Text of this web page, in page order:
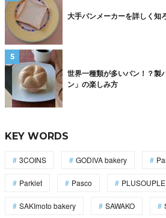
大手パンメーカーを詳しく知
世界一種類が多いパン！？製
ン」の楽しみ方
KEY WORDS
3COINS GODIVA bakery
Parklet Pasco PLUSOUPLE
SAKImoto bakery SAWAKO